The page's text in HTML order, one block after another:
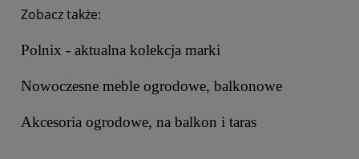
Zobacz także:
Polnix - aktualna kolekcja marki
Nowoczesne meble ogrodowe, balkonowe
Akcesoria ogrodowe, na balkon i taras